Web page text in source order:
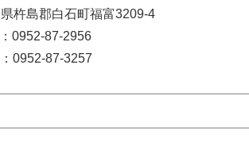
杵島郡白石町福富3209-4
0952-87-2956
0952-87-3257